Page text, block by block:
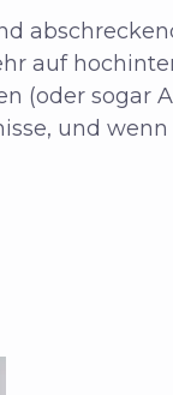
auf
(oder sogar
und wenn